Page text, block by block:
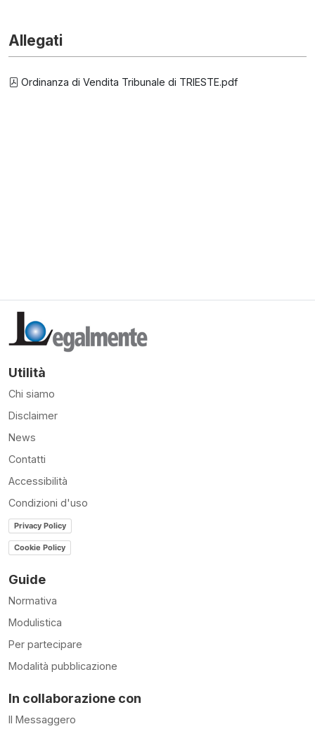
Allegati
Ordinanza di Vendita Tribunale di TRIESTE.pdf
Utilità
Chi siamo
Disclaimer
News
Contatti
Accessibilità
Condizioni d'uso
Privacy Policy
Cookie Policy
Guide
Normativa
Modulistica
Per partecipare
Modalità pubblicazione
In collaborazione con
Il Messaggero